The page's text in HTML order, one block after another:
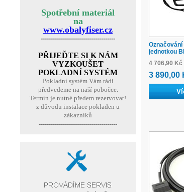
Spotřební materiál
na
www.obalyfiser.cz
-------------------------------------
PŘIJEĎTE SI K NÁM
VYZKOUŠET
POKLADNÍ SYSTÉM
Pokladní systém Vám rádi
předvedeme na naší pobočce.
Termín je nutné předem rezervovat!
z důvodu instalace pokladen u
zákazníků
---------------------------------------
jednotkou
4 706,90 Kč
3 890,00